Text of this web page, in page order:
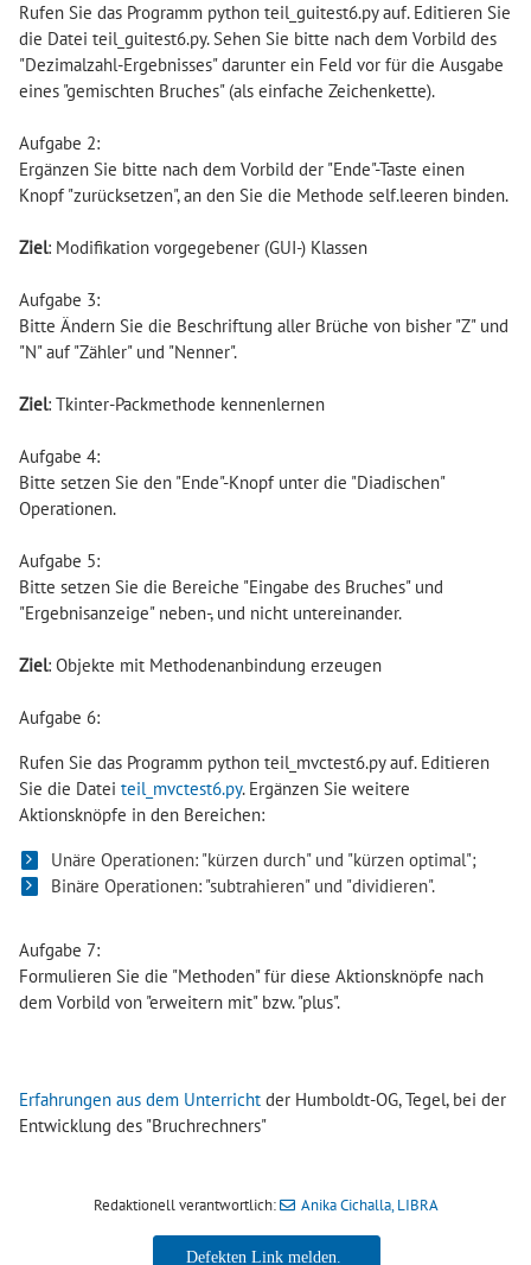
Rufen Sie das Programm python teil_guitest6.py auf. Editieren Sie
die Datei teil_guitest6.py. Sehen Sie bitte nach dem Vorbild des
"Dezimalzahl-Ergebnisses" darunter ein Feld vor für die Ausgabe
eines "gemischten Bruches" (als einfache Zeichenkette).
Aufgabe 2:
Ergänzen Sie bitte nach dem Vorbild der "Ende"-Taste einen
Knopf "zurücksetzen", an den Sie die Methode self.leeren binden.
Ziel: Modifikation vorgegebener (GUI-) Klassen
Aufgabe 3:
Bitte Ändern Sie die Beschriftung aller Brüche von bisher "Z" und
"N" auf "Zähler" und "Nenner".
Ziel: Tkinter-Packmethode kennenlernen
Aufgabe 4:
Bitte setzen Sie den "Ende"-Knopf unter die "Diadischen"
Operationen.
Aufgabe 5:
Bitte setzen Sie die Bereiche "Eingabe des Bruches" und
"Ergebnisanzeige" neben-, und nicht untereinander.
Ziel: Objekte mit Methodenanbindung erzeugen
Aufgabe 6:
Rufen Sie das Programm python teil_mvctest6.py auf. Editieren
Sie die Datei teil_mvctest6.py. Ergänzen Sie weitere
Aktionsknöpfe in den Bereichen:
Unäre Operationen: "kürzen durch" und "kürzen optimal";
Binäre Operationen: "subtrahieren" und "dividieren".
Aufgabe 7:
Formulieren Sie die "Methoden" für diese Aktionsknöpfe nach
dem Vorbild von "erweitern mit" bzw. "plus".
Erfahrungen aus dem Unterricht der Humboldt-OG, Tegel, bei der
Entwicklung des "Bruchrechners"
Redaktionell verantwortlich: Anika Cichalla, LIBRA